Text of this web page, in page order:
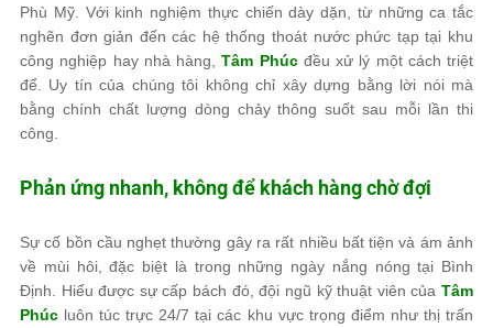
Phù Mỹ. Với kinh nghiệm thực chiến dày dặn, từ những ca tắc
nghẽn đơn giản đến các hệ thống thoát nước phức tạp tại khu
công nghiệp hay nhà hàng,Tâm Phúcđều xử lý một cách triệt
để. Uy tín của chúng tôi không chỉ xây dựng bằng lời nói mà
bằng chính chất lượng dòng chảy thông suốt sau mỗi lần thi
công.
Phản ứng nhanh, không để khách hàng chờ đợi
Sự cố bồn cầu nghẹt thường gây ra rất nhiều bất tiện và ám ảnh
về mùi hôi, đặc biệt là trong những ngày nắng nóng tại Bình
Định. Hiểu được sự cấp bách đó, đội ngũ kỹ thuật viên của Tâm
Phúc luôn túc trực 24/7 tại các khu vực trọng điểm như thị trấn